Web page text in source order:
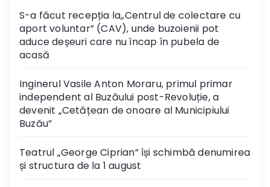
S-a făcut recepția la,,Centrul de colectare cu
aport voluntar” (CAV), unde buzoienii pot
aduce deșeuri care nu încap în pubela de
acasă
Inginerul Vasile Anton Moraru, primul primar
independent al Buzăului post-Revoluție, a
devenit „Cetățean de onoare al Municipiului
Buzău”
Teatrul „George Ciprian” își schimbă denumirea
și structura de la 1 august